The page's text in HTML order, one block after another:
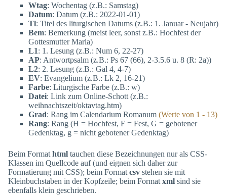
Wtag: Wochentag (z.B.: Samstag)
Datum: Datum (z.B.: 2022-01-01)
Tl: Titel des liturgischen Datums (z.B.: 1. Januar - Neujahr)
Bem: Bemerkung (meist leer, sonst z.B.: Hochfest der
Gottesmutter Maria)
L1: 1. Lesung (z.B.: Num 6, 22-27)
AP: Antwortpsalm (z.B.: Ps 67 (66), 2-3.5.6 u. 8 (R: 2a))
L2: 2. Lesung (z.B.: Gal 4, 4-7)
EV: Evangelium (z.B.: Lk 2, 16-21)
Farbe: Liturgische Farbe (z.B.: w)
Datei: Link zum Online-Schott (z.B.:
weihnachtszeit/oktavtag.htm)
Grad: Rang im Calendarium Romanum (Werte von 1 - 13)
Rang: Rang (H = Hochfest, F = Fest, G = gebotener
Gedenktag, g = nicht gebotener Gedenktag)
Beim Format html tauchen diese Bezeichnungen nur als CSS-
Klassen im Quellcode auf (und eignen sich daher zur
Formatierung mit CSS); beim Format csv stehen sie mit
Kleinbuchstaben in der Kopfzeile; beim Format xml sind sie
ebenfalls klein geschrieben.